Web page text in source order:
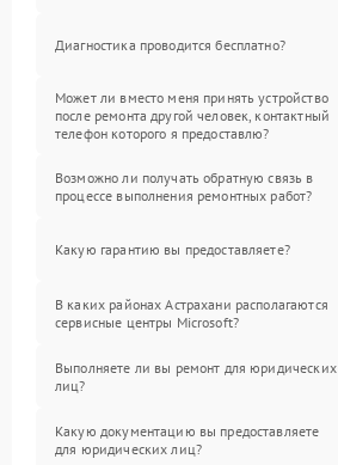
Диагностика проводится бесплатно?
Может ли вместо меня принять устройство
после ремонта другой человек, контактный
телефон которого я предоставлю?
Возможно ли получать обратную связь в
процессе выполнения ремонтных работ?
Какую гарантию вы предоставляете?
В каких районах Астрахани располагаются
сервисные центры Microsoft?
Выполняете ли вы ремонт для юридических
лиц?
Какую документацию вы предоставляете
для юридических лиц?